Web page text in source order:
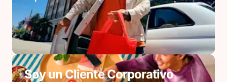
Soy un Cliente Corporativo